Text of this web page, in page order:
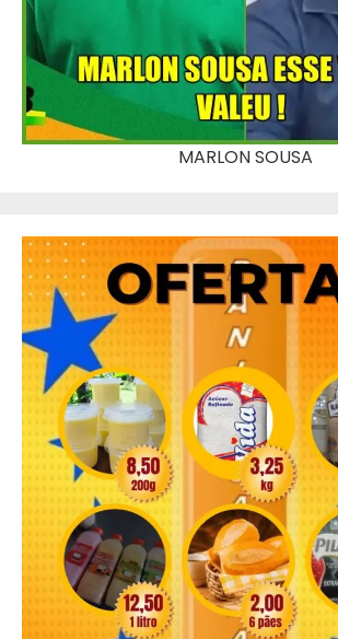
MARLON SOUSA